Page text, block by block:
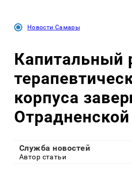
Новости Самары
Капитальный
корпуса
Служба новостей
Автор статьи